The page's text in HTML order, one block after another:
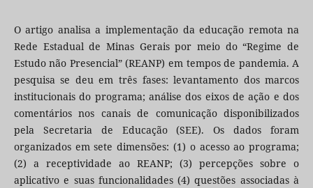
O artigo analisa a implementação da educação remota na
Rede Estadual de Minas Gerais por meio do “Regime de
Estudo não Presencial” (REANP) em tempos de pandemia. A
pesquisa se deu em três fases: levantamento dos marcos
institucionais do programa; análise dos eixos de ação e dos
comentários nos canais de comunicação disponibilizados
pela Secretaria de Educação (SEE). Os dados foram
organizados em sete dimensões: (1) o acesso ao programa;
(2) a receptividade ao REANP; (3) percepções sobre o
aplicativo e suas funcionalidades (4) questões associadas à